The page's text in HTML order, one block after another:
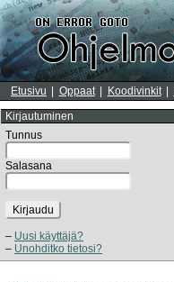
Etusivu Oppaat Koodivinkit
Kirjautuminen
Tunnus
Salasana
Kirjaudu
Uusi käyttäjä?
Unohditko tietosi?